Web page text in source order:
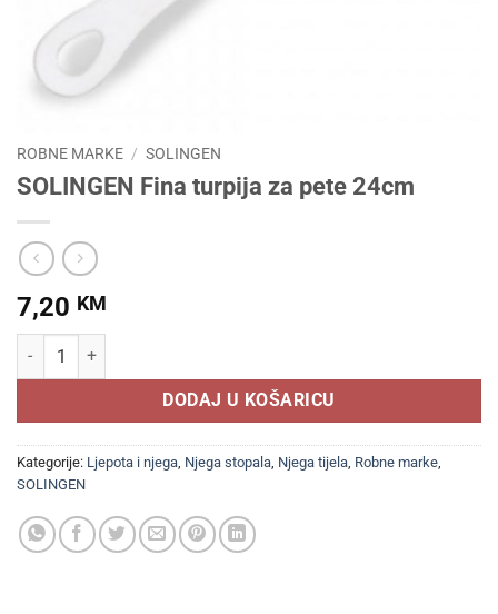
ROBNE MARKE / SOLINGEN
SOLINGEN Fina turpija za pete 24cm
7,20 KM
SOLINGEN Fina turpija za pete 24cm količina
DODAJ U KOŠARICU
Kategorije: Ljepota i njega, Njega stopala, Njega tijela, Robne marke,
SOLINGEN